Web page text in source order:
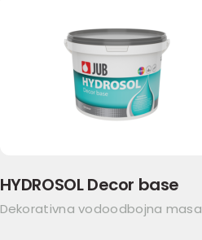
HYDROSOL Decor base
Dekorativna vodoodbojna masa